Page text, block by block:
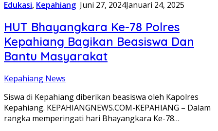
Edukasi, Kepahiang Juni 27, 2024Januari 24, 2025
HUT Bhayangkara Ke-78 Polres
Kepahiang Bagikan Beasiswa Dan
Bantu Masyarakat
Kepahiang News
Siswa di Kepahiang diberikan beasiswa oleh Kapolres
Kepahiang. KEPAHIANGNEWS.COM-KEPAHIANG – Dalam
rangka memperingati hari Bhayangkara Ke-78…